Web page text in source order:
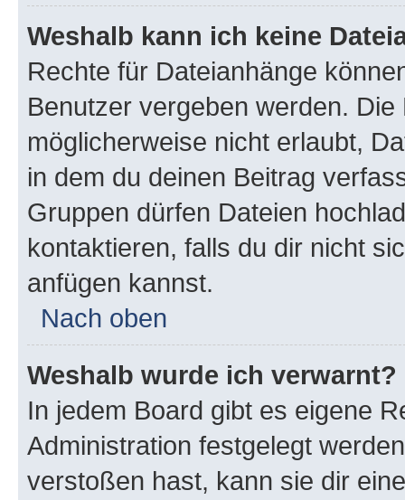
Weshalb kann ich keine
Rechte für Dateianhänge
Benutzer vergeben werden.
möglicherweise nicht erlaubt,
in dem du deinen Beitrag
Gruppen dürfen Dateien
kontaktieren, falls du dir nicht
anfügen kannst.
Nach oben
Weshalb wurde ich verwarnt?
In jedem Board gibt es eigene
Administration festgelegt
verstoßen hast, kann sie dir